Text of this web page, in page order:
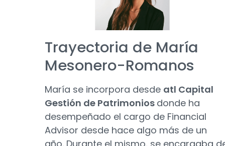
Trayectoria de María
Mesonero-Romanos
María se incorpora desde atl Capital
Gestión de Patrimonios donde ha
desempeñado el cargo de Financial
Advisor desde hace algo más de un